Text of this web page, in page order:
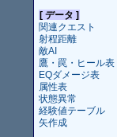
[ データ ]
関連クエスト
射程距離
敵AI
鷹・罠・ヒール表
EQダメージ表
属性表
状態異常
経験値テーブル
矢作成